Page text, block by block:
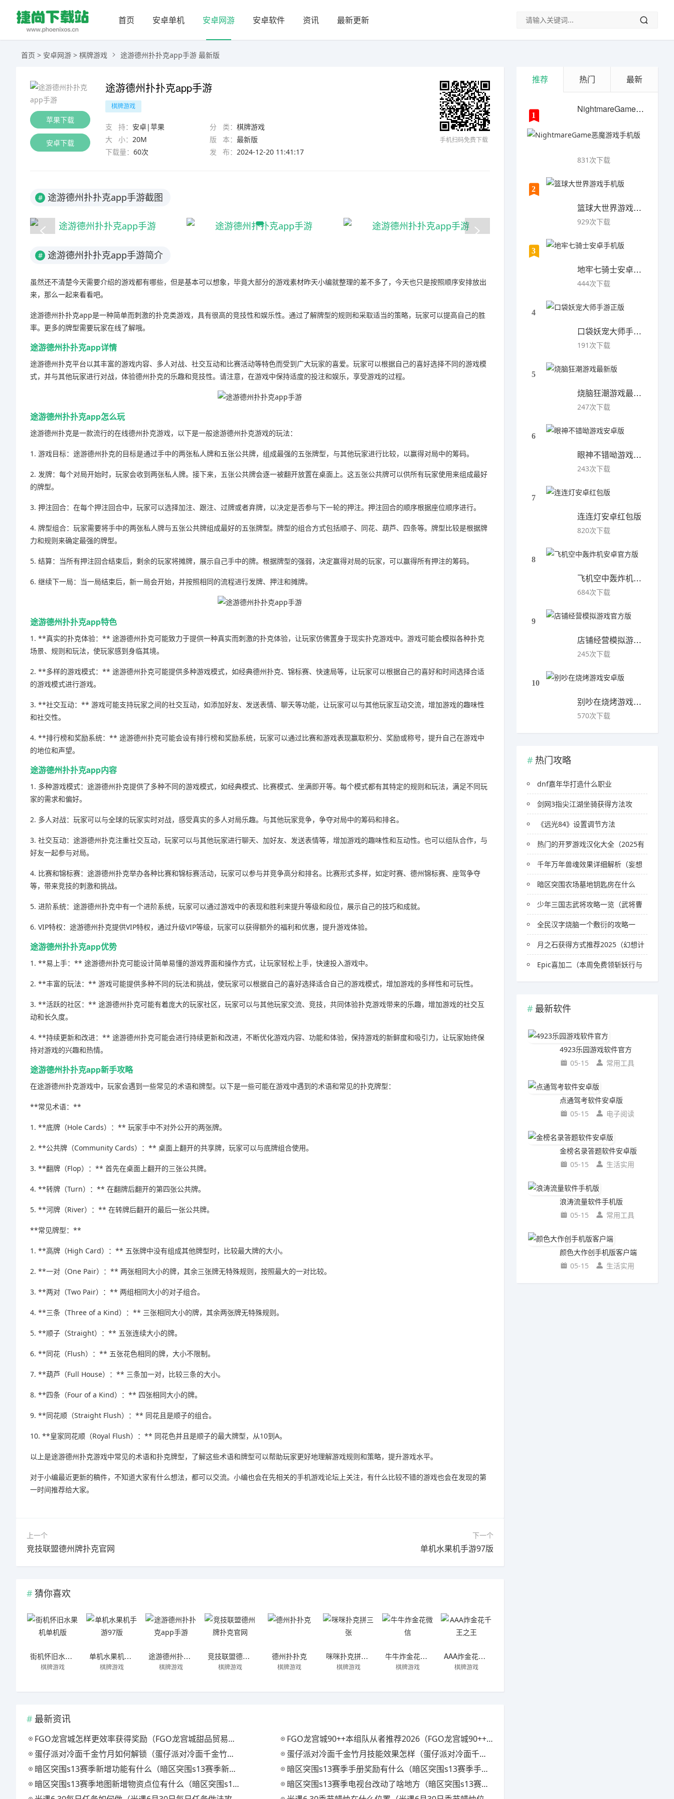
首页 安卓单机 安卓网游 安卓软件 资讯 最新更新
首页 > 安卓网游 > 棋牌游戏 途游德州扑扑克app手游 最新版
苹果下载
安卓下载
途游德州扑扑克app手游
棋牌游戏
支 持： 安卓|苹果 分 类： 棋牌游戏
大 小： 20M 版 本： 最新版
下载量： 60次 发 布： 2024-12-20 11:41:17
手机扫码免费下载
# 途游德州扑扑克app手游截图
# 途游德州扑扑克app手游简介
虽然还不清楚今天需要介绍的游戏都有哪些，但是基本可以想象，毕竟大部分的游戏素材昨天小编就整理的差不多了，今天也只是按照顺序安排放出
来，那么一起来看看吧。
途游德州扑扑克app是一种简单而刺激的扑克类游戏，具有很高的竞技性和娱乐性。通过了解牌型的规则和采取适当的策略，玩家可以提高自己的胜
率。更多的牌型需要玩家在线了解哦。
途游德州扑扑克app详情
途游德州扑克平台以其丰富的游戏内容、多人对战、社交互动和比赛活动等特色而受到广大玩家的喜爱。玩家可以根据自己的喜好选择不同的游戏模
式，并与其他玩家进行对战，体验德州扑克的乐趣和竞技性。请注意，在游戏中保持适度的投注和娱乐，享受游戏的过程。
途游德州扑扑克app怎么玩
途游德州扑克是一款流行的在线德州扑克游戏，以下是一般途游德州扑克游戏的玩法：
1. 游戏目标：途游德州扑克的目标是通过手中的两张私人牌和五张公共牌，组成最强的五张牌型，与其他玩家进行比较，以赢得对局中的筹码。
2. 发牌：每个对局开始时，玩家会收到两张私人牌。接下来，五张公共牌会逐一被翻开放置在桌面上。这五张公共牌可以供所有玩家使用来组成最好
的牌型。
3. 押注回合：在每个押注回合中，玩家可以选择加注、跟注、过牌或者弃牌，以决定是否参与下一轮的押注。押注回合的顺序根据座位顺序进行。
4. 牌型组合：玩家需要将手中的两张私人牌与五张公共牌组成最好的五张牌型。牌型的组合方式包括顺子、同花、葫芦、四条等。牌型比较是根据牌
力和规则来确定最强的牌型。
5. 结算：当所有押注回合结束后，剩余的玩家将摊牌，展示自己手中的牌。根据牌型的强弱，决定赢得对局的玩家，可以赢得所有押注的筹码。
6. 继续下一局：当一局结束后，新一局会开始，并按照相同的流程进行发牌、押注和摊牌。
途游德州扑扑克app特色
1. **真实的扑克体验：** 途游德州扑克可能致力于提供一种真实而刺激的扑克体验，让玩家仿佛置身于现实扑克游戏中。游戏可能会模拟各种扑克
场景、规则和玩法，使玩家感到身临其境。
2. **多样的游戏模式：** 途游德州扑克可能提供多种游戏模式，如经典德州扑克、锦标赛、快速局等，让玩家可以根据自己的喜好和时间选择合适
的游戏模式进行游戏。
3. **社交互动：** 游戏可能支持玩家之间的社交互动，如添加好友、发送表情、聊天等功能，让玩家可以与其他玩家互动交流，增加游戏的趣味性
和社交性。
4. **排行榜和奖励系统：** 途游德州扑克可能会设有排行榜和奖励系统，玩家可以通过比赛和游戏表现赢取积分、奖励或称号，提升自己在游戏中
的地位和声望。
途游德州扑扑克app内容
1. 多种游戏模式：途游德州扑克提供了多种不同的游戏模式，如经典模式、比赛模式、坐满即开等。每个模式都有其特定的规则和玩法，满足不同玩
家的需求和偏好。
2. 多人对战：玩家可以与全球的玩家实时对战，感受真实的多人对局乐趣。与其他玩家竞争，争夺对局中的筹码和排名。
3. 社交互动：途游德州扑克注重社交互动，玩家可以与其他玩家进行聊天、加好友、发送表情等，增加游戏的趣味性和互动性。也可以组队合作，与
好友一起参与对局。
4. 比赛和锦标赛：途游德州扑克举办各种比赛和锦标赛活动，玩家可以参与并竞争高分和排名。比赛形式多样，如定时赛、德州锦标赛、座驾争夺
等，带来竞技的刺激和挑战。
5. 进阶系统：途游德州扑克中有一个进阶系统，玩家可以通过游戏中的表现和胜利来提升等级和段位，展示自己的技巧和成就。
6. VIP特权：途游德州扑克提供VIP特权，通过升级VIP等级，玩家可以获得额外的福利和优惠，提升游戏体验。
途游德州扑扑克app优势
1. **易上手：** 途游德州扑克可能设计简单易懂的游戏界面和操作方式，让玩家轻松上手，快速投入游戏中。
2. **丰富的玩法：** 游戏可能提供多种不同的玩法和挑战，使玩家可以根据自己的喜好选择适合自己的游戏模式，增加游戏的多样性和可玩性。
3. **活跃的社区：** 途游德州扑克可能有着庞大的玩家社区，玩家可以与其他玩家交流、竞技，共同体验扑克游戏带来的乐趣，增加游戏的社交互
动和长久度。
4. **持续更新和改进：** 途游德州扑克可能会进行持续更新和改进，不断优化游戏内容、功能和体验，保持游戏的新鲜度和吸引力，让玩家始终保
持对游戏的兴趣和热情。
途游德州扑扑克app新手攻略
在途游德州扑克游戏中，玩家会遇到一些常见的术语和牌型。以下是一些可能在游戏中遇到的术语和常见的扑克牌型：
**常见术语：**
1. **底牌（Hole Cards）：** 玩家手中不对外公开的两张牌。
2. **公共牌（Community Cards）：** 桌面上翻开的共享牌，玩家可以与底牌组合使用。
3. **翻牌（Flop）：** 首先在桌面上翻开的三张公共牌。
4. **转牌（Turn）：** 在翻牌后翻开的第四张公共牌。
5. **河牌（River）：** 在转牌后翻开的最后一张公共牌。
**常见牌型：**
1. **高牌（High Card）：** 五张牌中没有组成其他牌型时，比较最大牌的大小。
2. **一对（One Pair）：** 两张相同大小的牌，其余三张牌无特殊规则，按照最大的一对比较。
3. **两对（Two Pair）：** 两组相同大小的对子组合。
4. **三条（Three of a Kind）：** 三张相同大小的牌，其余两张牌无特殊规则。
5. **顺子（Straight）：** 五张连续大小的牌。
6. **同花（Flush）：** 五张花色相同的牌，大小不限制。
7. **葫芦（Full House）：** 三条加一对，比较三条的大小。
8. **四条（Four of a Kind）：** 四张相同大小的牌。
9. **同花顺（Straight Flush）：** 同花且是顺子的组合。
10. **皇家同花顺（Royal Flush）：** 同花色并且是顺子的最大牌型，从10到A。
以上是途游德州扑克游戏中常见的术语和扑克牌型，了解这些术语和牌型可以帮助玩家更好地理解游戏规则和策略，提升游戏水平。
对于小编最近更新的稿件，不知道大家有什么想法，都可以交流。小编也会在先相关的手机游戏论坛上关注，有什么比较不错的游戏也会在发现的第
一时间推荐给大家。
上一个
竞技联盟德州牌扑克官网
下一个
单机水果机手游97版
猜你喜欢
街机怀旧水果机单机版
棋牌游戏
单机水果机手游97版
棋牌游戏
途游德州扑扑克app手游
棋牌游戏
竞技联盟德州牌扑克官网
棋牌游戏
德州扑扑克
棋牌游戏
咪咪扑克拼三张
棋牌游戏
牛牛炸金花微信
棋牌游戏
AAA炸金花千王之王
棋牌游戏
最新资讯
FGO龙宫城怎样更效率获得奖励（FGO龙宫城甜品贸易机制一览）
FGO龙宫城90++本组队从者推荐2026（FGO龙宫城90++本组队如何搭配指南）
蛋仔派对冷面千金竹月如何解锁（蛋仔派对冷面千金竹月解锁方法一览）
蛋仔派对冷面千金竹月技能效果怎样（蛋仔派对冷面千金竹月技能解析）
暗区突围s13赛季新增功能有什么（暗区突围s13赛季新增功能介绍）
暗区突围s13赛季手册奖励有什么（暗区突围s13赛季手册奖励介绍）
暗区突围s13赛季地图新增物资点位有什么（暗区突围s13赛季地图新增物资点位介绍）
暗区突围s13赛季电视台改动了啥地方（暗区突围s13赛季电视台改动介绍）
推荐 热门 最新
1
NightmareGame恶魔游戏手机版
831次下载
2
篮球大世界游戏手机版
929次下载
3
地牢七骑士安卓手机版
444次下载
4
口袋妖宠大师手游正版
191次下载
5
烧脑狂潮游戏最新版
247次下载
6
眼神不错呦游戏安卓版
243次下载
7
连连灯安卓红包版
820次下载
8
飞机空中轰炸机安卓官方版
684次下载
9
店铺经营模拟游戏官方版
245次下载
10
别吵在烧烤游戏安卓版
570次下载
热门攻略
dnf嘉年华打造什么职业
剑网3指尖江湖坐骑获得方法攻
《远光84》设置调节方法
热门的开罗游戏汉化大全（2025有
千年万年兽魂效果详细解析（妄想
暗区突围农场墓地钥匙房在什么
少年三国志武将攻略一览（武将曹
全民汉字烧脑一个敷衍的攻略一
月之石获得方式推荐2025（幻想计
Epic喜加二（本周免费领斩妖行与
最新软件
4923乐园游戏软件官方
05-15
常用工具
点通驾考软件安卓版
05-15
电子阅读
金榜名录答题软件安卓版
05-15
生活实用
浪涛流量软件手机版
05-15
常用工具
颜色大作创手机版客户端
05-15
生活实用